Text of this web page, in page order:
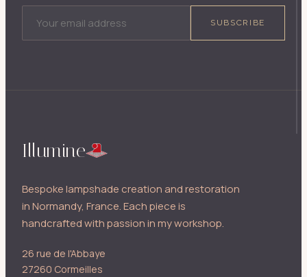
SUBSCRIBE
Illumine
Bespoke lampshade creation and restoration
in Normandy, France. Each piece is
handcrafted with passion in my workshop.
26 rue de l'Abbaye
27260 Cormeilles